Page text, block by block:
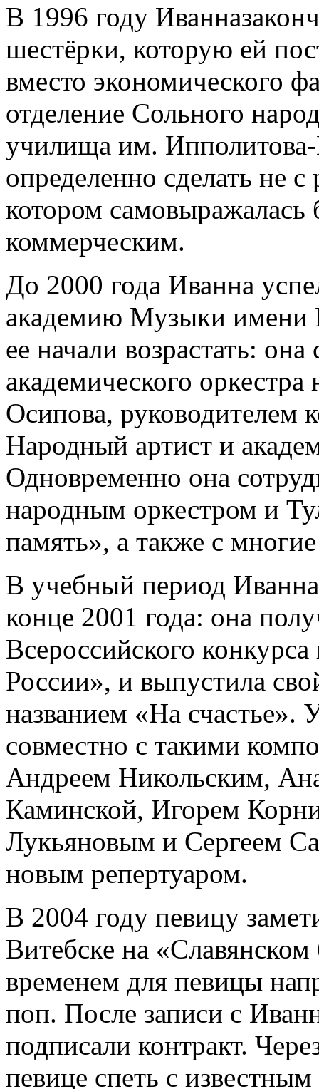
В 1996 году
шестёрки, которую ей
вместо экономического
отделение Сольного
училища им.
определенно сделать не
котором самовыражалась
коммерческим.
До 2000 года Иванна
академию Музыки имени
ее начали возрастать:
академического
Осипова, руководителем
Народный артист и
Одновременно она
народным оркестром и
память», а также с
В учебный период
конце 2001 года: она
Всероссийского
России», и выпустила
названием «На счастье».
совместно с такими
Андреем Никольским,
Каминской, Игорем
Лукьяновым и Сергеем
новым репертуаром.
В 2004 году певицу
Витебске на
временем для певицы
поп. После записи с
подписали контракт.
певице спеть с